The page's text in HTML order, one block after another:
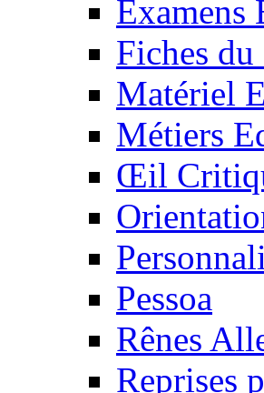
Examens
Fiches du
Matériel
Métiers
Œil
Pessoa
Rênes
Reprises